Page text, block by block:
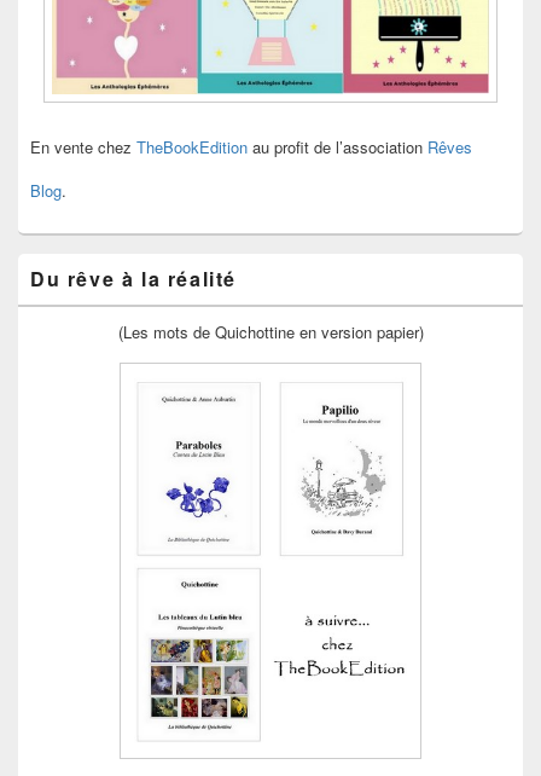
En vente chez TheBookEdition au profit de l’association Rêves
Blog.
Du rêve à la réalité
(Les mots de Quichottine en version papier)